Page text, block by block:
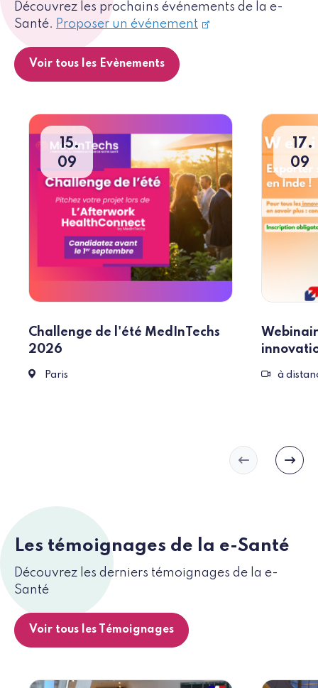
Découvrez les prochains événements de la e-
Santé. Proposer un événement
Voir tous les Evènements
15
09
Challenge de l'été MedInTechs
2026
Paris
Paris
17
09
à
Slide
Les témoignages de la e-Santé
Découvrez les derniers témoignages de la e-
Santé
Voir tous les Témoignages